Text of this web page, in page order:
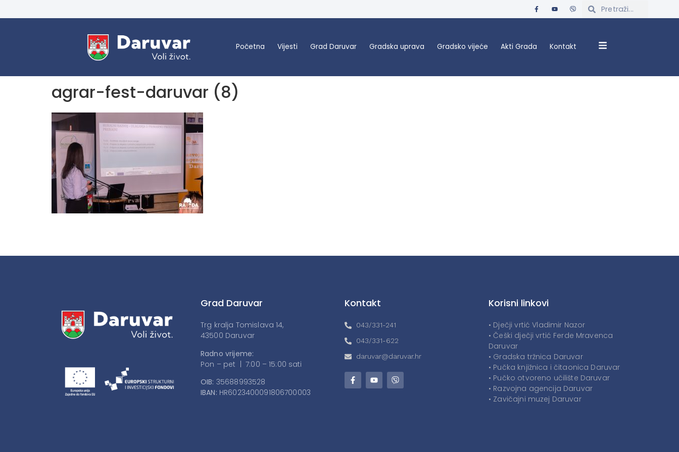
Početna Vijesti Grad Daruvar Gradska uprava Gradsko vijeće Akti Grada Kontakt
agrar-fest-daruvar (8)
Grad Daruvar
Trg kralja Tomislava 14,
43500 Daruvar
Radno vrijeme:
Pon – pet | 7:00 – 15:00 sati
OIB: 35688993528
IBAN: HR6023400091806700003
Kontakt
043/331-241
043/331-622
daruvar@daruvar.hr
Korisni linkovi
• Dječji vrtić Vladimir Nazor
• Češki dječji vrtić Ferde Mravenca
Daruvar
• Gradska tržnica Daruvar
• Pučka knjižnica i čitaonica Daruvar
• Pučko otvoreno učilište Daruvar
• Razvojna agencija Daruvar
• Zavičajni muzej Daruvar